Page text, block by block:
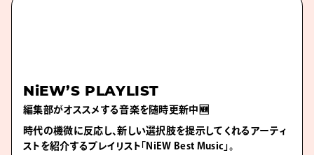
NiEW’S PLAYLIST
編集部がオススメする音楽を随時更新中🆕
時代の機微に反応し、新しい選択肢を提示してくれるアーティ
ストを紹介するプレイリスト「NiEW Best Music」。